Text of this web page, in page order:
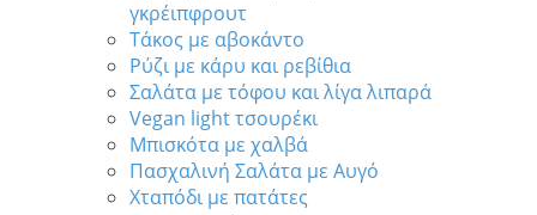
γκρέιπφρουτ
Τάκος με αβοκάντο
Ρύζι με κάρυ και ρεβίθια
Σαλάτα με τόφου και λίγα λιπαρά
Vegan light τσουρέκι
Μπισκότα με χαλβά
Πασχαλινή Σαλάτα με Αυγό
Χταπόδι με πατάτες